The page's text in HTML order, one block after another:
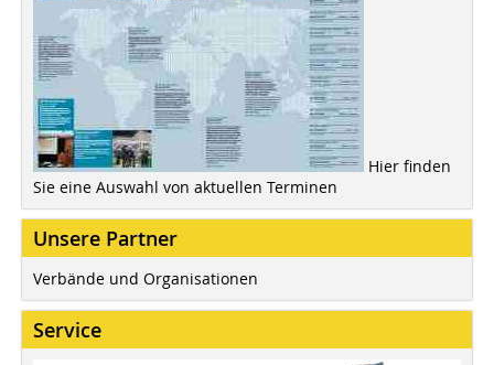
Hier finden
Sie eine Auswahl von aktuellen Terminen
Unsere Partner
Verbände und Organisationen
Service